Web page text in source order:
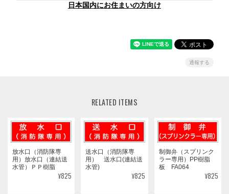
日本国内にお住まいの方向け
通報する
RELATED ITEMS
放水口（消防隊専
用）放水口（連結送
水管）ＰＰ樹脂
¥825
送水口（消防隊専
用） 送水口(連結送
水管)
¥825
制御弁（スプリンク
ラー専用）PP樹脂
板 FA064
¥825